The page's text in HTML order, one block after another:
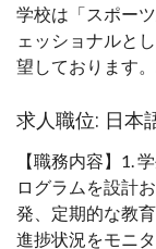
学校は「スポー
ェッショナルと
望しております
求人職位: 日本
【職務内容】1.
ログラムを設計
発、定期的な教
進捗状況をモニ